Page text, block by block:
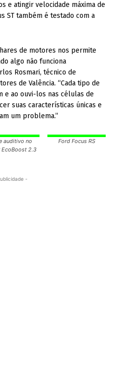
e atingir velocidade máxima de
ST também é testado com a
de motores nos permite
algo não funciona
Rosmari, técnico de
de Valência. “Cada tipo de
e ao ouvi-los nas células de
suas características únicas e
um problema.”
auditivo no
2.3
Ford Focus RS
-